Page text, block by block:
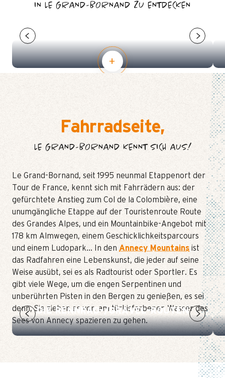
IN LE GRAND-BORNAND ZU ENTDECKEN
Fahrradseite,
LE GRAND-BORNAND KENNT SICH AUS!
Le Grand-Bornand, seit 1995 neunmal Etappenort der
Tour de France, kennt sich mit Fahrrädern aus: der
gefürchtete Anstieg zum Col de la Colombière, eine
unumgängliche Etappe auf der Touristenroute Route
des Grandes Alpes, und ein Mountainbike-Angebot mit
178 km Almwegen, einem Geschicklichkeitsparcours
und einem Ludopark… In den Annecy Mountains ist
das Radfahren eine Lebenskunst, die jeder auf seine
Weise ausübt, sei es als Radtourist oder Sportler. Es
gibt viele Wege, um die engen Serpentinen und
unberührten Pisten in den Bergen zu genießen, es sei
denn, Sie ziehen es vor, am türkisfarbenen Wasser des
Sees von Annecy spazieren zu gehen.
DIE RENNRAD-/GRAVEL-ROUTEN